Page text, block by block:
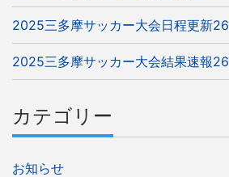
2025三多摩サッカー大会日程更新
2025三多摩サッカー大会結果速報
カテゴリー
お知らせ